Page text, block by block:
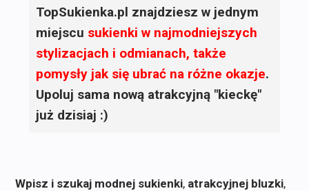
TopSukienka.pl znajdziesz w jednym
miejscu sukienki w najmodniejszych
stylizacjach i odmianach, także
pomysły jak się ubrać na różne okazje.
Upoluj sama nową atrakcyjną "kieckę"
już dzisiaj :)
Wpisz i szukaj modnej sukienki, atrakcyjnej bluzki,